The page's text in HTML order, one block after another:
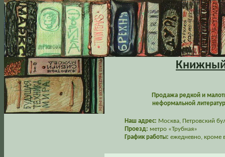
Книжный
Продажа редкой и
неформальной
Наш адрес: Москва, Петровский
Проезд: метро «Трубная»
График работы: ежедневно, кроме